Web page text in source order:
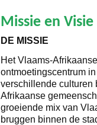
Missie en Visie
DE MISSIE
Het Vlaams-
ontmoetingscentrum
verschillende culturen
Afrikaanse
groeiende mix van
bruggen binnen de